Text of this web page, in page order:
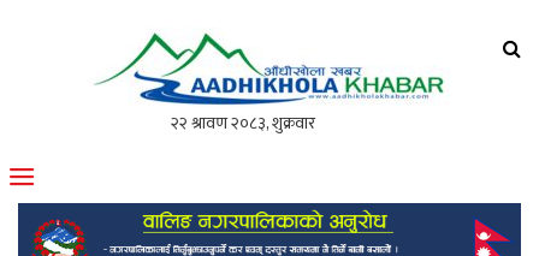
मोफसलकै लोकप्रिय अनलाइन पत्रिका